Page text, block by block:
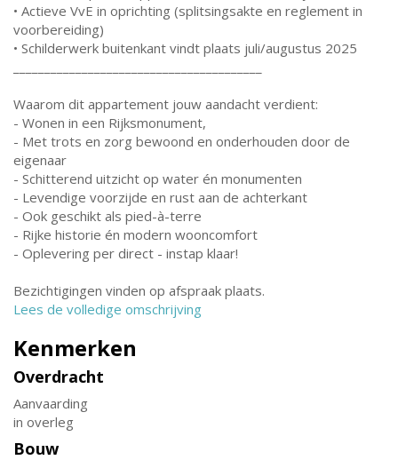
• Actieve VvE in oprichting (splitsingsakte en reglement in
voorbereiding)
• Schilderwerk buitenkant vindt plaats juli/augustus 2025
Waarom dit appartement jouw aandacht verdient:
- Wonen in een Rijksmonument,
- Met trots en zorg bewoond en onderhouden door de
eigenaar
- Schitterend uitzicht op water én monumenten
- Levendige voorzijde en rust aan de achterkant
- Ook geschikt als pied-à-terre
- Rijke historie én modern wooncomfort
- Oplevering per direct - instap klaar!
Bezichtigingen vinden op afspraak plaats.
Lees de volledige omschrijving
Kenmerken
Overdracht
Aanvaarding
in overleg
Bouw